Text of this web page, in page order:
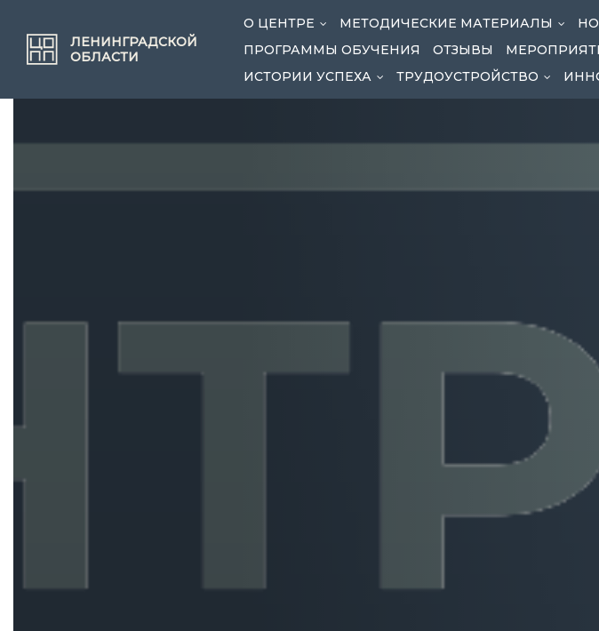
ЛЕНИНГРАДСКОЙ
ОБЛАСТИ
О ЦЕНТРЕ МЕТОДИЧЕСКИЕ МАТЕРИАЛЫ
ПРОГРАММЫ ОБУЧЕНИЯ
ОТЗЫВЫ
ИСТОРИИ УСПЕХА
ТРУДОУСТРОЙСТВО